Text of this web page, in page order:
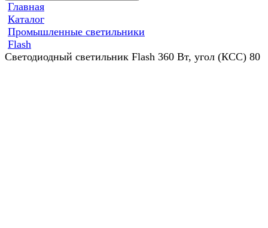
Главная
Каталог
Промышленные светильники
Flash
Светодиодный светильник Flash 360 Вт, угол (КСС) 80